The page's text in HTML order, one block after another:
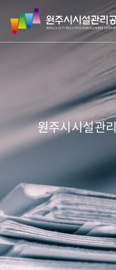
네
원
주
시
리
공
단
원주시시설관